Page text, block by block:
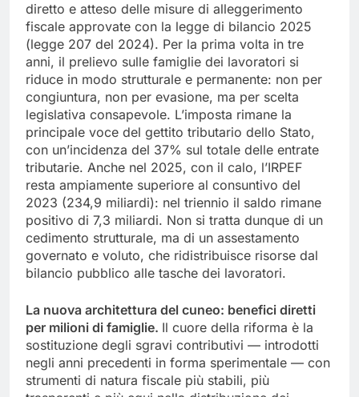
diretto e atteso delle misure di alleggerimento
fiscale approvate con la legge di bilancio 2025
(legge 207 del 2024). Per la prima volta in tre
anni, il prelievo sulle famiglie dei lavoratori si
riduce in modo strutturale e permanente: non per
congiuntura, non per evasione, ma per scelta
legislativa consapevole. L’imposta rimane la
principale voce del gettito tributario dello Stato,
con un’incidenza del 37% sul totale delle entrate
tributarie. Anche nel 2025, con il calo, l’IRPEF
resta ampiamente superiore al consuntivo del
2023 (234,9 miliardi): nel triennio il saldo rimane
positivo di 7,3 miliardi. Non si tratta dunque di un
cedimento strutturale, ma di un assestamento
governato e voluto, che ridistribuisce risorse dal
bilancio pubblico alle tasche dei lavoratori.
La nuova architettura del cuneo: benefici diretti
per milioni di famiglie. Il cuore della riforma è la
sostituzione degli sgravi contributivi — introdotti
negli anni precedenti in forma sperimentale — con
strumenti di natura fiscale più stabili, più